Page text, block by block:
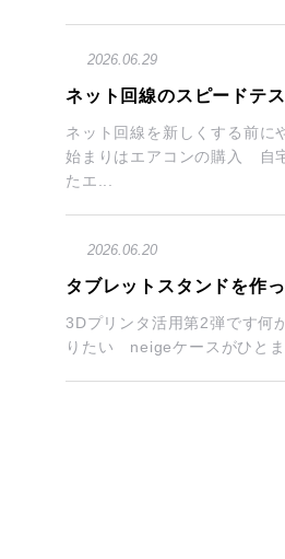
2026.06.29
ネット回線のスピードテ
ネット回線を新しくする前に
始まりはエアコンの購入 自
たエ...
2026.06.20
タブレットスタンドを作
3Dプリンタ活用第2弾です何
りたい neigeケースがひとま